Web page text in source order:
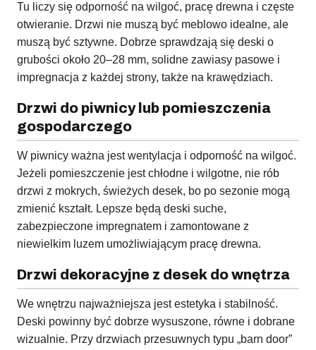
Tu liczy się odporność na wilgoć, pracę drewna i częste
otwieranie. Drzwi nie muszą być meblowo idealne, ale
muszą być sztywne. Dobrze sprawdzają się deski o
grubości około 20–28 mm, solidne zawiasy pasowe i
impregnacja z każdej strony, także na krawędziach.
Drzwi do piwnicy lub pomieszczenia
gospodarczego
W piwnicy ważna jest wentylacja i odporność na wilgoć.
Jeżeli pomieszczenie jest chłodne i wilgotne, nie rób
drzwi z mokrych, świeżych desek, bo po sezonie mogą
zmienić kształt. Lepsze będą deski suche,
zabezpieczone impregnatem i zamontowane z
niewielkim luzem umożliwiającym pracę drewna.
Drzwi dekoracyjne z desek do wnętrza
We wnętrzu najważniejsza jest estetyka i stabilność.
Deski powinny być dobrze wysuszone, równe i dobrane
wizualnie. Przy drzwiach przesuwnych typu „barn door”